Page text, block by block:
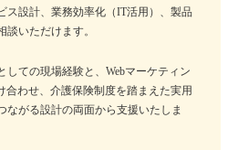
ス設計、業務効率化（IT活用）、製品
いただけます。
ての現場経験と、Webマーケティン
合わせ、介護保険制度を踏まえた実用
ながる設計の両面から支援いたしま